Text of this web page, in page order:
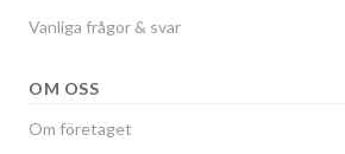
Vanliga frågor & svar
OM OSS
Om företaget